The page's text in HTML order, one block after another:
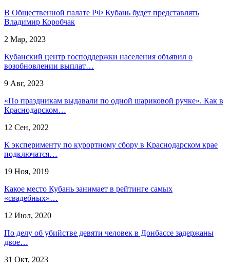
В Общественной палате РФ Кубань будет представлять
Владимир Коробчак
2 Мар, 2023
​Кубанский центр господдержки населения объявил о
возобновлении выплат…
9 Авг, 2023
«По праздникам выдавали по одной шариковой ручке». Как в
Краснодарском…
12 Сен, 2022
К эксперименту по курортному сбору в Краснодарском крае
подключатся…
19 Ноя, 2019
Какое место Кубань занимает в рейтинге самых
«свадебных»…
12 Июл, 2020
По делу об убийстве девяти человек в Донбассе задержаны
двое…
31 Окт, 2023